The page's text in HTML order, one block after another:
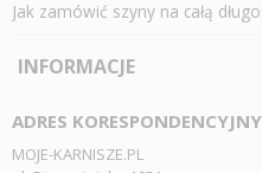
Jak zamówić szyny na całą
INFORMACJE
ADRES KORESPONDENCYJNY
MOJE-KARNISZE.PL